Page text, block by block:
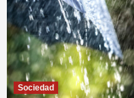
Sociedad